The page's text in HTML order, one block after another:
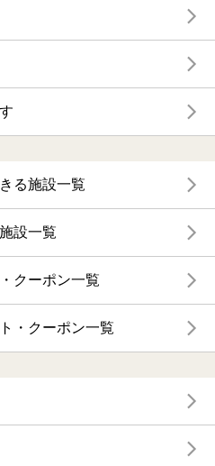
る施設一覧
設一覧
クーポン一覧
・クーポン一覧